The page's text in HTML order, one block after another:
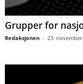
Grupper for
Redaksjonen - 23. november